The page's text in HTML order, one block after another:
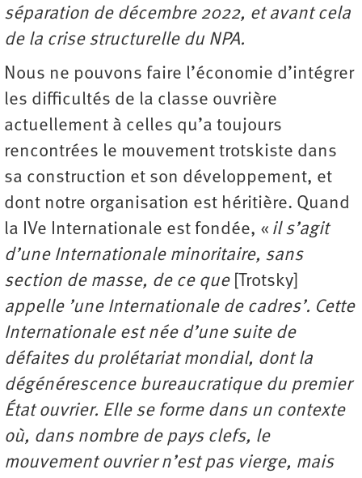
séparation de décembre 2022, et avant cela
de la crise structurelle du NPA.
Nous ne pouvons faire l’économie d’intégrer
les difficultés de la classe ouvrière
actuellement à celles qu’a toujours
rencontrées le mouvement trotskiste dans
sa construction et son développement, et
dont notre organisation est héritière. Quand
la IVe Internationale est fondée, « il s’agit
d’une Internationale minoritaire, sans
section de masse, de ce que
[Trotsky]
appelle ’une Internationale de cadres’. Cette
Internationale est née d’une suite de
défaites du prolétariat mondial, dont la
dégénérescence bureaucratique du premier
État ouvrier. Elle se forme dans un contexte
où, dans nombre de pays clefs, le
mouvement ouvrier n’est pas vierge, mais